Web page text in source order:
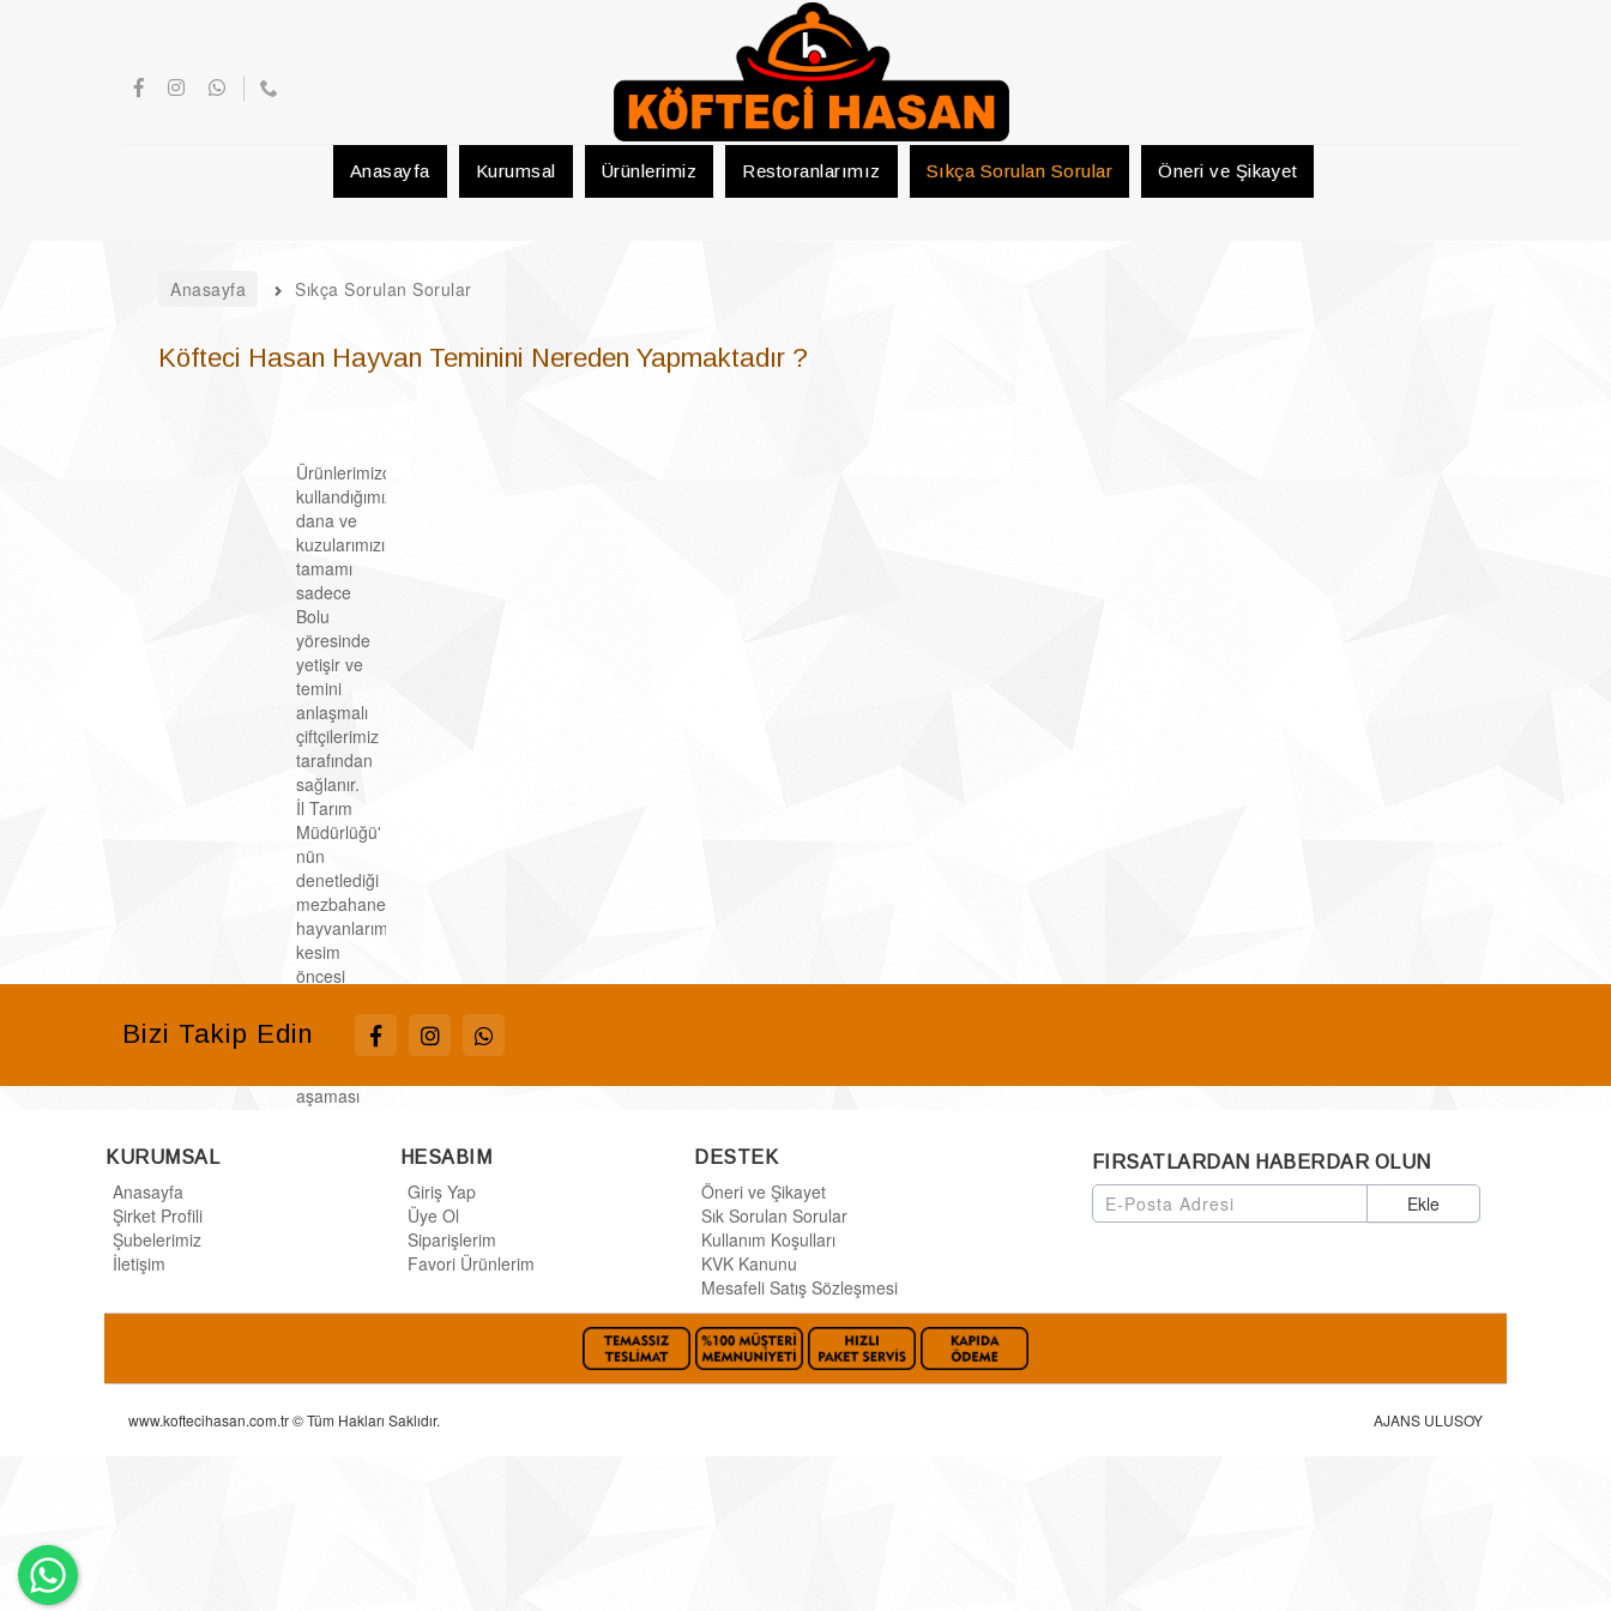
Anasayfa Kurumsal Ürünlerimiz Restoranlarımız Sıkça Sorulan Sorular Öneri ve Şikayet
Anasayfa Sıkça Sorulan Sorular
Köfteci Hasan Hayvan Teminini Nereden Yapmaktadır ?
Ürünlerimizde
kullandığımız
dana ve
kuzularımızın
tamamı
sadece
Bolu
yöresinde
yetişir ve
temini
anlaşmalı
çiftçilerimiz
tarafından
sağlanır.
İl Tarım
Müdürlüğü'
nün
denetlediği
mezbahanelere
hayvanlarımızın
kesim
öncesi
gelme
şartları
aşaması
dinlendirildikten
derecelik
araçlar
Bizi Takip Edin
KURUMSAL
Anasayfa
Şirket Profili
Şubelerimiz
İletişim
HESABIM
Giriş Yap
Üye Ol
Siparişlerim
Favori Ürünlerim
DESTEK
Öneri ve Şikayet
Sık Sorulan Sorular
Kullanım Koşulları
KVK Kanunu
Mesafeli Satış Sözleşmesi
FIRSATLARDAN HABERDAR OLUN
Ekle
www.koftecihasan.com.tr © Tüm Hakları Saklıdır. AJANS ULUSOY
Whatsapp